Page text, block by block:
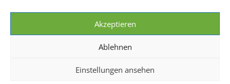
Akzeptieren
Ablehnen
Einstellungen ansehen